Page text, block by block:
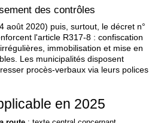
des contrôles
août 2020) puis, surtout, le décret n°
l'article R317‑8 : confiscation
immobilisation et mise en
Les municipalités disposent
procès‑verbaux via leurs polices
en 2025